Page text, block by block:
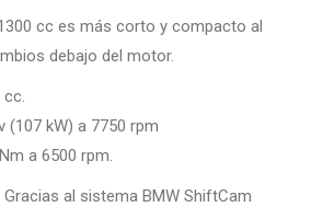
cc es más corto y compacto al
debajo del motor.
cc.
(107 kW) a 7750 rpm
a 6500 rpm.
Gracias al sistema BMW ShiftCam